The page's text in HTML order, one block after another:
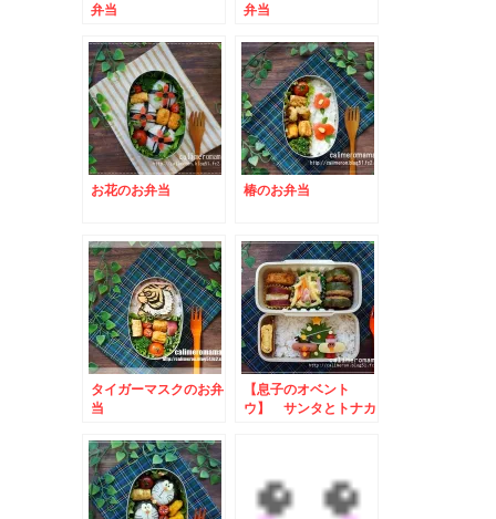
弁当
弁当
お花のお弁当 椿のお弁当
タイガーマスクのお弁
当
【息子のオベント
ウ】 サンタとトナカ